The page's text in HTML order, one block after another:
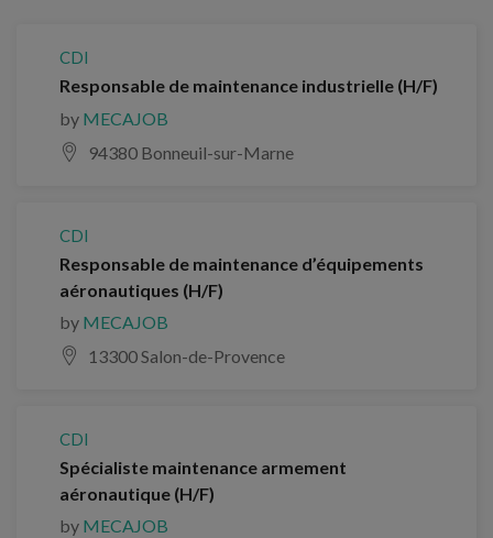
CDI
Responsable de maintenance industrielle (H/F)
by MECAJOB
94380 Bonneuil-sur-Marne
CDI
Responsable de maintenance d’équipements
aéronautiques (H/F)
by MECAJOB
13300 Salon-de-Provence
CDI
Spécialiste maintenance armement
aéronautique (H/F)
by MECAJOB